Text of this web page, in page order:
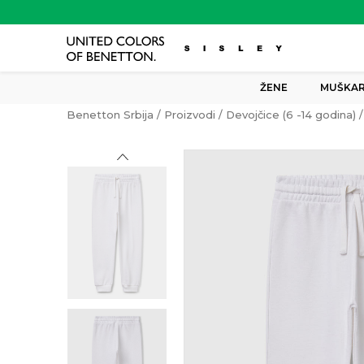
ŽENE
Benetton Srbija Proizvodi Devojčice (6 -14 godina)